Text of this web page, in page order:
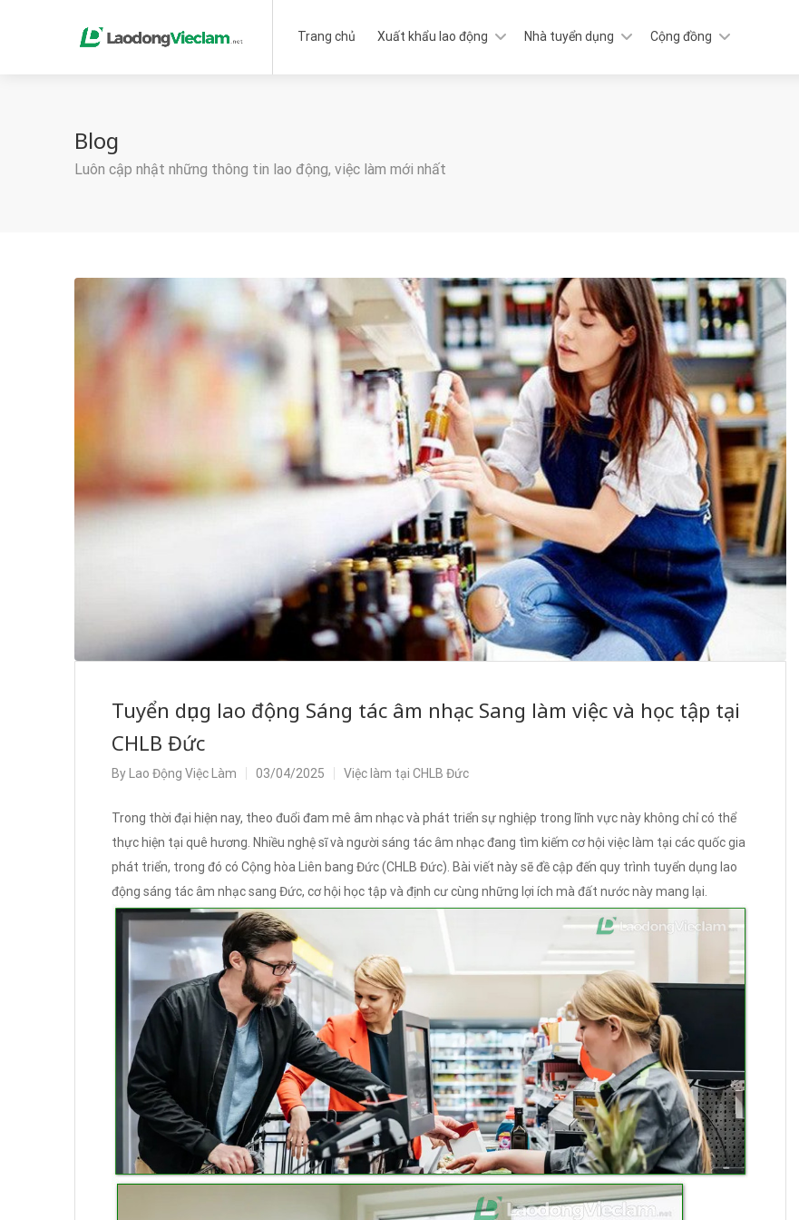
Trang chủ Xuất khẩu lao động Nhà tuyển dụng Cộng đồng
Blog
Luôn cập nhật những thông tin lao động, việc làm mới nhất
Tuyển dụng lao động Sáng tác âm nhạc Sang làm việc và học tập tại
CHLB Đức
By Lao Động Việc Làm 03/04/2025 Việc làm tại CHLB Đức
Trong thời đại hiện nay, theo đuổi đam mê âm nhạc và phát triển sự nghiệp trong lĩnh vực này không chỉ có thể
thực hiện tại quê hương. Nhiều nghệ sĩ và người sáng tác âm nhạc đang tìm kiếm cơ hội việc làm tại các quốc gia
phát triển, trong đó có Cộng hòa Liên bang Đức (CHLB Đức). Bài viết này sẽ đề cập đến quy trình tuyển dụng lao
động sáng tác âm nhạc sang Đức, cơ hội học tập và định cư cùng những lợi ích mà đất nước này mang lại.